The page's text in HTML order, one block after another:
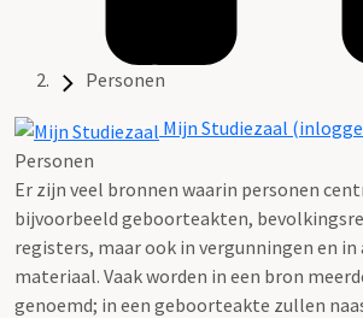
Personen
Mijn Studiezaal
Personen
Er zijn veel bronnen waarin personen
bijvoorbeeld geboorteakten,
registers, maar ook in vergunningen en in
materiaal. Vaak worden in een bron
genoemd; in een geboorteakte zullen